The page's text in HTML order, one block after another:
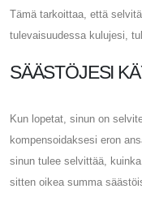
Tämä tarkoittaa, että
tulevaisuudessa kulujesi,
SÄÄSTÖJESI
Kun lopetat, sinun on
kompensoidaksesi eron
sinun tulee selvittää,
sitten oikea summa